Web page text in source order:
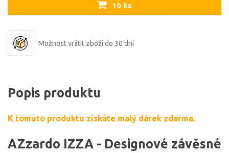
10 ks
Možnost vrátit zboží do 30 dní
Popis produktu
K tomuto produktu získáte malý dárek zdarma.
AZzardo IZZA - Designové závěsné